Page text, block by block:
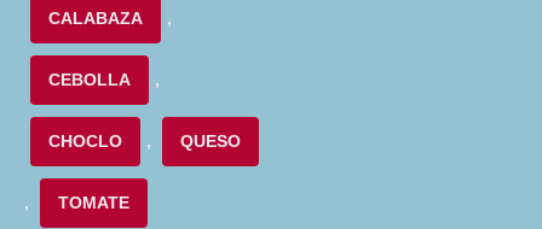
CALABAZA ,
CEBOLLA ,
CHOCLO , QUESO
, TOMATE